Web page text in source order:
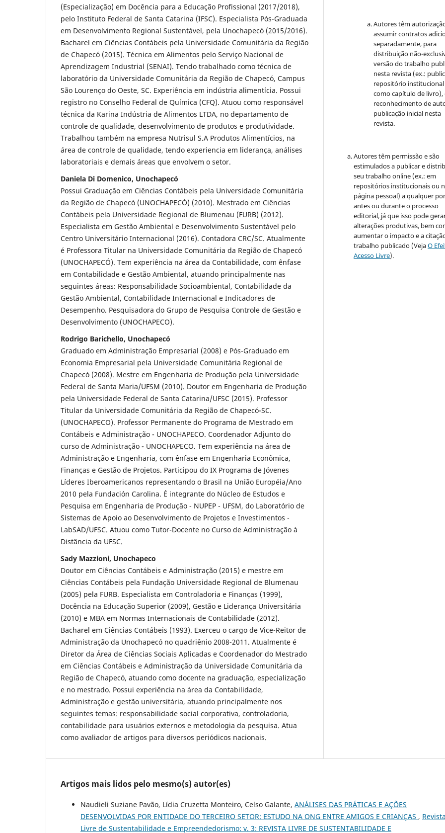
(Especialização) em Docência para a Educação Profissional (2017/2018),
pelo Instituto Federal de Santa Catarina (IFSC). Especialista Pós-Graduada
em Desenvolvimento Regional Sustentável, pela Unochapecó (2015/2016).
Bacharel em Ciências Contábeis pela Universidade Comunitária da Região
de Chapecó (2015). Técnica em Alimentos pelo Serviço Nacional de
Aprendizagem Industrial (SENAI). Tendo trabalhado como técnica de
laboratório da Universidade Comunitária da Região de Chapecó, Campus
São Lourenço do Oeste, SC. Experiência em indústria alimentícia. Possui
registro no Conselho Federal de Química (CFQ). Atuou como responsável
técnica da Karina Indústria de Alimentos LTDA, no departamento de
controle de qualidade, desenvolvimento de produtos e produtividade.
Trabalhou também na empresa Nutrisul S.A Produtos Alimentícios, na
área de controle de qualidade, tendo experiencia em liderança, análises
laboratoriais e demais áreas que envolvem o setor.
Daniela Di Domenico, Unochapecó
Possui Graduação em Ciências Contábeis pela Universidade Comunitária
da Região de Chapecó (UNOCHAPECÓ) (2010). Mestrado em Ciências
Contábeis pela Universidade Regional de Blumenau (FURB) (2012).
Especialista em Gestão Ambiental e Desenvolvimento Sustentável pelo
Centro Universitário Internacional (2016). Contadora CRC/SC. Atualmente
é Professora Titular na Universidade Comunitária da Região de Chapecó
(UNOCHAPECÓ). Tem experiência na área da Contabilidade, com ênfase
em Contabilidade e Gestão Ambiental, atuando principalmente nas
seguintes áreas: Responsabilidade Socioambiental, Contabilidade da
Gestão Ambiental, Contabilidade Internacional e Indicadores de
Desempenho. Pesquisadora do Grupo de Pesquisa Controle de Gestão e
Desenvolvimento (UNOCHAPECO).
Rodrigo Barichello, Unochapecó
Graduado em Administração Empresarial (2008) e Pós-Graduado em
Economia Empresarial pela Universidade Comunitária Regional de
Chapecó (2008). Mestre em Engenharia de Produção pela Universidade
Federal de Santa Maria/UFSM (2010). Doutor em Engenharia de Produção
pela Universidade Federal de Santa Catarina/UFSC (2015). Professor
Titular da Universidade Comunitária da Região de Chapecó-SC.
(UNOCHAPECO). Professor Permanente do Programa de Mestrado em
Contábeis e Administração - UNOCHAPECO. Coordenador Adjunto do
curso de Administração - UNOCHAPECO. Tem experiência na área de
Administração e Engenharia, com ênfase em Engenharia Econômica,
Finanças e Gestão de Projetos. Participou do IX Programa de Jóvenes
Líderes Iberoamericanos representando o Brasil na União Européia/Ano
2010 pela Fundación Carolina. É integrante do Núcleo de Estudos e
Pesquisa em Engenharia de Produção - NUPEP - UFSM, do Laboratório de
Sistemas de Apoio ao Desenvolvimento de Projetos e Investimentos -
LabSAD/UFSC. Atuou como Tutor-Docente no Curso de Administração à
Distância da UFSC.
Sady Mazzioni, Unochapeco
Doutor em Ciências Contábeis e Administração (2015) e mestre em
Ciências Contábeis pela Fundação Universidade Regional de Blumenau
(2005) pela FURB. Especialista em Controladoria e Finanças (1999),
Docência na Educação Superior (2009), Gestão e Liderança Universitária
(2010) e MBA em Normas Internacionais de Contabilidade (2012).
Bacharel em Ciências Contábeis (1993). Exerceu o cargo de Vice-Reitor de
Administração da Unochapecó no quadriênio 2008-2011. Atualmente é
Diretor da Área de Ciências Sociais Aplicadas e Coordenador do Mestrado
em Ciências Contábeis e Administração da Universidade Comunitária da
Região de Chapecó, atuando como docente na graduação, especialização
e no mestrado. Possui experiência na área da Contabilidade,
Administração e gestão universitária, atuando principalmente nos
seguintes temas: responsabilidade social corporativa, controladoria,
contabilidade para usuários externos e metodologia da pesquisa. Atua
como avaliador de artigos para diversos periódicos nacionais.
Autores têm
assumir contratos
separadamente, para
distribuição não-
versão do trabalho
nesta revista (ex.:
repositório institucional
como capítulo de livro),
reconhecimento de
publicação inicial nesta
revista.
Autores têm permissão e são
estimulados a publicar e
seu trabalho online (ex.: em
repositórios institucionais ou
página pessoal) a qualquer
antes ou durante o processo
editorial, já que isso pode
alterações produtivas, bem
aumentar o impacto e a
trabalho publicado (VejaO
Acesso Livre).
Artigos mais lidos pelo mesmo(s) autor(es)
Naudieli Suziane Pavão, Lídia Cruzetta Monteiro, Celso Galante, ANÁLISES DAS PRÁTICAS E AÇÕES
DESENVOLVIDAS POR ENTIDADE DO TERCEIRO SETOR: ESTUDO NA ONG ENTRE AMIGOS E CRIANÇAS , Revista
Livre de Sustentabilidade e Empreendedorismo: v. 3: REVISTA LIVRE DE SUSTENTABILIDADE E